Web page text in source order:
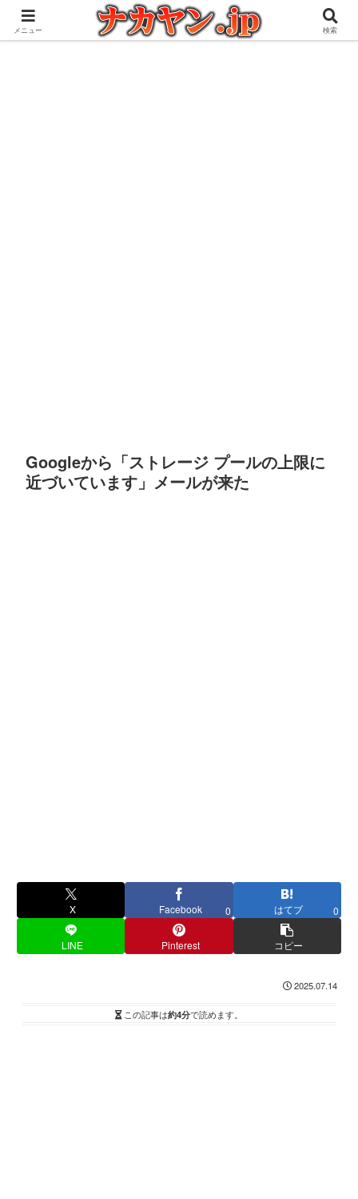
アウトドアとガジェット好きな管理人の愉快な日々を綴るブログ
Googleから「ストレージ プールの上限に
近づいています」メールが来た
X Facebook 0 はてブ 0
LINE Pinterest コピー
2025.07.14
この記事は約4分で読めます。
メニュー 検索